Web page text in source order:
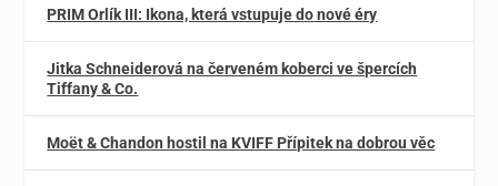
PRIM Orlík III: Ikona, která vstupuje do nové éry
Jitka Schneiderová na červeném koberci ve špercích
Tiffany & Co.
Moët & Chandon hostil na KVIFF Přípitek na dobrou věc